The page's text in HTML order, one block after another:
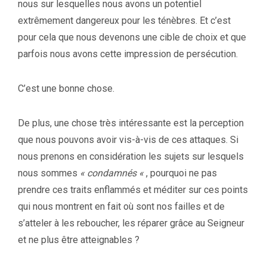
nous sur lesquelles nous avons un potentiel
extrêmement dangereux pour les ténèbres. Et c’est
pour cela que nous devenons une cible de choix et que
parfois nous avons cette impression de persécution.
C’est une bonne chose.
De plus, une chose très intéressante est la perception
que nous pouvons avoir vis-à-vis de ces attaques. Si
nous prenons en considération les sujets sur lesquels
nous sommes « condamnés «, pourquoi ne pas
prendre ces traits enflammés et méditer sur ces points
qui nous montrent en fait où sont nos failles et de
s’atteler à les reboucher, les réparer grâce au Seigneur
et ne plus être atteignables ?